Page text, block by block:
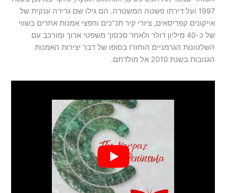
1997 ועל דירתו פשטה המשטרה. הם גילו שם גרירה ענקית של
אייקונים קפריסאים, ציורי קיר תנ"כים וחפצי אמנות אחרים בשווי
של כ-40 מיליון דולר ולאחר סכסוך משפטי ארוך ומורכב עם
השלטונות הגרמניים הוחזרו בסופו של דבר יצירות האמנות
הגנובות בשנת 2010 אל מולדתם.